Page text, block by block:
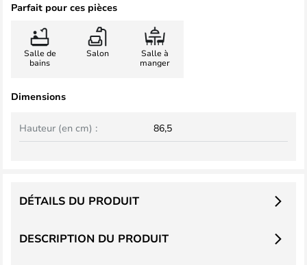
Parfait pour ces pièces
Salle de
bains
Salon
Salle à
manger
Dimensions
Hauteur (en cm) : 86,5
DESCRIPTION DU PRODUIT
DÉTAILS DU PRODUIT